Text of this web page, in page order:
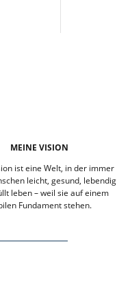
MEINE VISION
ist eine Welt, in der immer
leicht, gesund, lebendig
leben – weil sie auf einem
Fundament stehen.